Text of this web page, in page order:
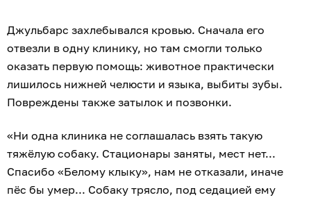
Джульбарс захлебывался кровью. Сначала его
отвезли в одну клинику, но там смогли только
оказать первую помощь: животное практически
лишилось нижней челюсти и языка, выбиты зубы.
Повреждены также затылок и позвонки.
«Ни одна клиника не соглашалась взять такую
тяжёлую собаку. Стационары заняты, мест нет...
Спасибо «Белому клыку», нам не отказали, иначе
пёс бы умер... Собаку трясло, под седацией ему